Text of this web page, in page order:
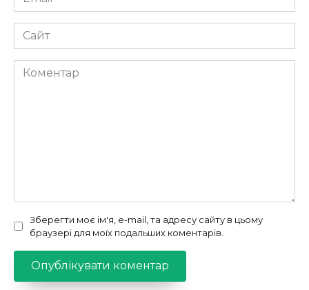
*
Сайт
Коментар
Зберегти моє ім'я, e-mail, та адресу сайту в цьому
браузері для моїх подальших коментарів.